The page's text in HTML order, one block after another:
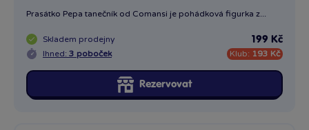
Bambule vám přináší filmového hrdinu – King Julien –...
Skladem prodejny
Ihned: 5 poboček
199 Kč
Klub: 193 Kč
Rezervovat